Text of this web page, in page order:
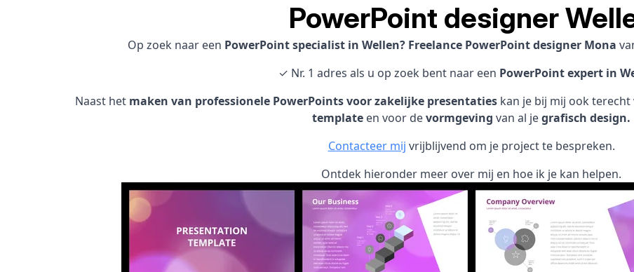
PowerPoint designer
Op zoek naar een PowerPoint specialist in Wellen? Freelance PowerPoint designer Mona
✓ Nr. 1 adres als u op zoek bent naar een PowerPoint expert in
Naast het maken van professionele PowerPoints voor zakelijke presentaties kan je bij mij ook
template en voor devormgeving van al jegrafisch design.
Contacteer mij vrijblijvend om je project te bespreken.
Ontdek hieronder meer over mij en hoe ik je kan helpen.